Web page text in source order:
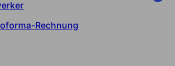
Rechnung